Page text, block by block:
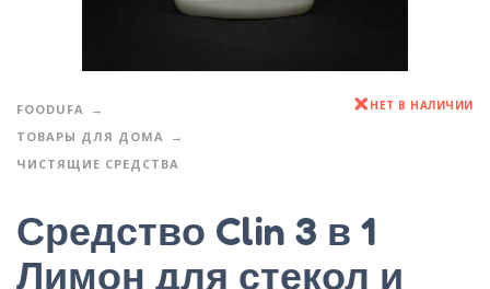
FOODUFA
ТОВАРЫ ДЛЯ ДОМА
ЧИСТЯЩИЕ СРЕДСТВА
НЕТ В НАЛИЧИИ
Средство Clin 3 в 1
Лимон для стекол и